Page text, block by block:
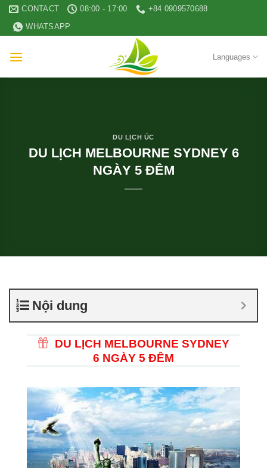
Skip
content
CONTACT 08:00 - 17:00
+84 0909570688
WHATSAPP
Languages
DU LỊCH ÚC
DU LỊCH MELBOURNE SYDNEY 6
NGÀY 5 ĐÊM
Nội dung
DU LỊCH MELBOURNE SYDNEY
6 NGÀY 5 ĐÊM